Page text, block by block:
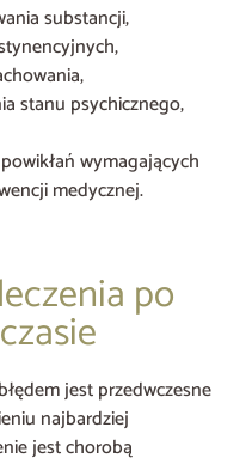
substancji,
stanu psychicznego,
wymagających
medycznej.
po
jest przedwczesne
najbardziej
jest chorobą